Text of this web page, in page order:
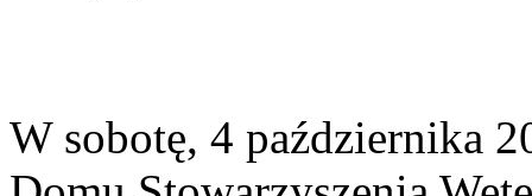
W sobotę, 4 października